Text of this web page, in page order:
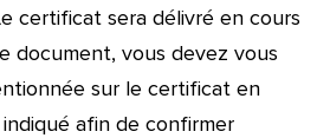
certificat sera délivré en cours
document, vous devez vous
sur le certificat en
afin de confirmer